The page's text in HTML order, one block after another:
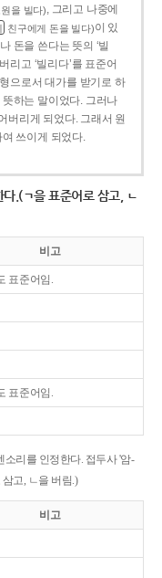
을 빌다), 그리고 나중에
친구에게 돈을 빌다)이 있
돈을 쓴다는 뜻의 ‘빌
리고 ‘빌리다’를 표준어
형으로서 대가를 받기로 하
하는 말이었다. 그러나
버리게 되었다. 그래서 원
여 쓰이게 되었다.
.(ㄱ을 표준어로 삼고, ㄴ
비고
표준어임.
표준어임.
소리를 인정한다. 접두사 '암-
고, ㄴ을 버림.)
비고